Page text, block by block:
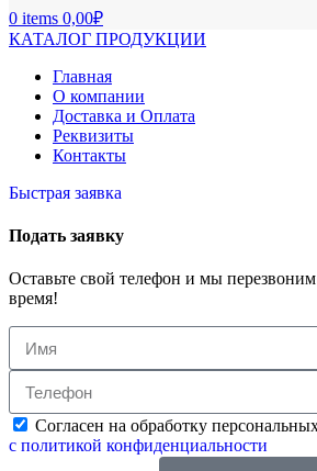
0 items 0,00₽
КАТАЛОГ ПРОДУКЦИИ
Главная
О компании
Доставка и Оплата
Реквизиты
Контакты
Быстрая заявка
Подать заявку
Оставьте свой телефон и мы
время!
Согласен на обработку
с политикой конфиденциальности